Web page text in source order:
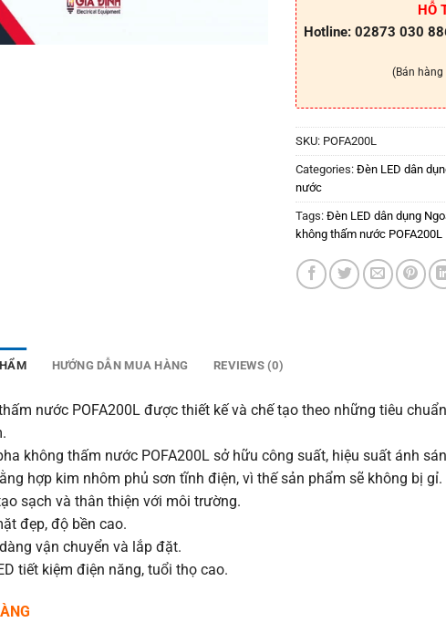
HỖ
Hotline: 02873 030
(Bán hàng
SKU: POFA200L
Categories: Đèn LED dân
nước
Tags: Đèn LED dân dụng
không thấm nước POFA200L
HƯỚNG DẪN MUA HÀNG REVIEWS (0)
nước POFA200L được thiết kế và chế tạo theo những tiêu
không thấm nước POFA200L sở hữu công suất, hiệu suất ánh
hợp kim nhôm phủ sơn tĩnh điện, vì thế sản phẩm sẽ không bị gỉ.
sạch và thân thiện với môi trường.
đẹp, độ bền cao.
vận chuyển và lắp đặt.
tiết kiệm điện năng, tuổi thọ cao.